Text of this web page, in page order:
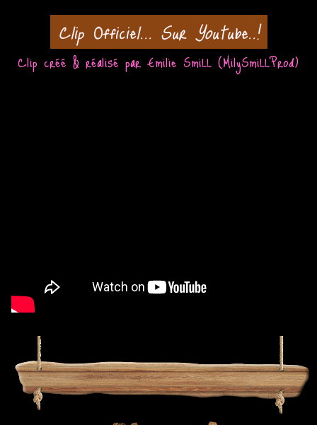
Clip Officiel... Sur Youtube..!
Clip créé & réalisé par Emilie SmiLL (MilySmiLLProd)